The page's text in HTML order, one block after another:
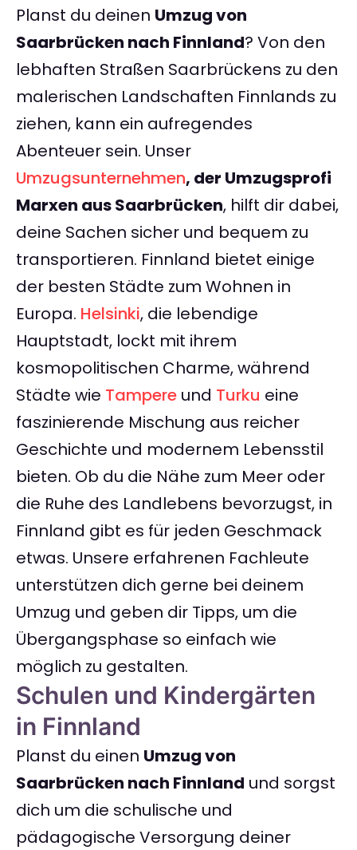
Planst du deinen Umzug von
Saarbrücken nach Finnland? Von den
lebhaften Straßen Saarbrückens zu den
malerischen Landschaften Finnlands zu
ziehen, kann ein aufregendes
Abenteuer sein. Unser
Umzugsunternehmen, der Umzugsprofi
Marxen aus Saarbrücken, hilft dir dabei,
deine Sachen sicher und bequem zu
transportieren. Finnland bietet einige
der besten Städte zum Wohnen in
Europa. Helsinki, die lebendige
Hauptstadt, lockt mit ihrem
kosmopolitischen Charme, während
Städte wie Tampere und Turku eine
faszinierende Mischung aus reicher
Geschichte und modernem Lebensstil
bieten. Ob du die Nähe zum Meer oder
die Ruhe des Landlebens bevorzugst, in
Finnland gibt es für jeden Geschmack
etwas. Unsere erfahrenen Fachleute
unterstützen dich gerne bei deinem
Umzug und geben dir Tipps, um die
Übergangsphase so einfach wie
möglich zu gestalten.
Schulen und Kindergärten
in Finnland
Planst du einen Umzug von
Saarbrücken nach Finnland und sorgst
dich um die schulische und
pädagogische Versorgung deiner